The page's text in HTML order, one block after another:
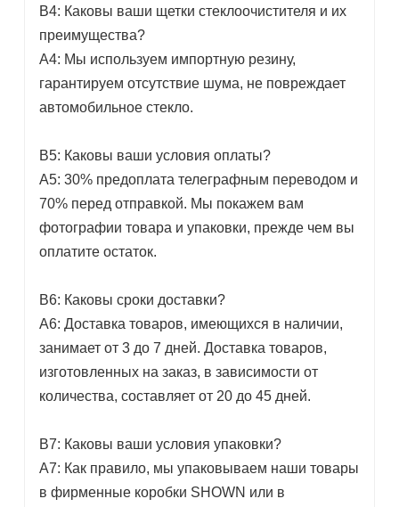
В4: Каковы ваши щетки стеклоочистителя и их
преимущества?
A4: Мы используем импортную резину,
гарантируем отсутствие шума, не повреждает
автомобильное стекло.
В5: Каковы ваши условия оплаты?
A5: 30% предоплата телеграфным переводом и
70% перед отправкой. Мы покажем вам
фотографии товара и упаковки, прежде чем вы
оплатите остаток.
В6: Каковы сроки доставки?
A6: Доставка товаров, имеющихся в наличии,
занимает от 3 до 7 дней. Доставка товаров,
изготовленных на заказ, в зависимости от
количества, составляет от 20 до 45 дней.
В7: Каковы ваши условия упаковки?
A7: Как правило, мы упаковываем наши товары
в фирменные коробки SHOWN или в